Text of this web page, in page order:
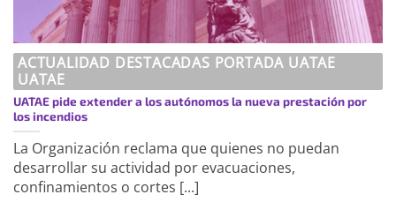
ACTUALIDAD DESTACADAS PORTADA UATAE
UATAE
UATAE pide extender a los autónomos la nueva prestación por
los incendios
La Organización reclama que quienes no puedan
desarrollar su actividad por evacuaciones,
confinamientos o cortes [...]